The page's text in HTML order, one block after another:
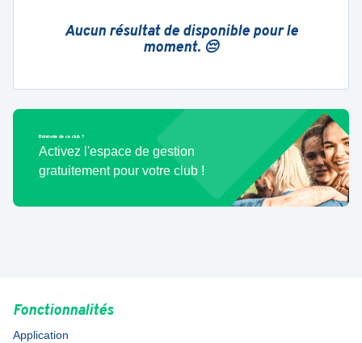
Aucun résultat de disponible pour le
moment. 😔
Bénévole de ce club ?
Activez l'espace de gestion
gratuitement pour votre club !
Fonctionnalités
Application